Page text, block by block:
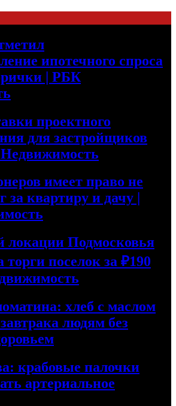
ипотечного спроса
| РБК
проектного
для застройщиков
имеет право не
за квартиру и дачу |
локации Подмосковья
поселок за ₽190
хлеб с маслом
людям без
крабовые палочки
артериальное